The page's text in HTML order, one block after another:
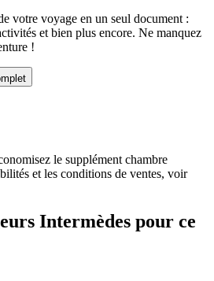
votre voyage en un seul document :
et bien plus encore. Ne manquez
!
le supplément chambre
et les conditions de ventes, voir
Intermèdes pour ce